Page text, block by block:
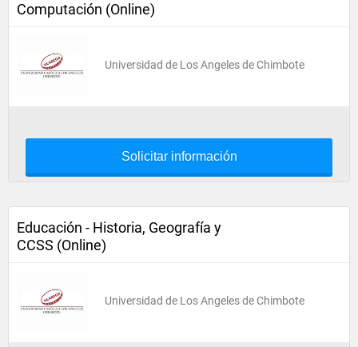
Computación (Online)
Universidad de Los Angeles de Chimbote
Solicitar información
Educación - Historia, Geografía y
CCSS (Online)
Universidad de Los Angeles de Chimbote